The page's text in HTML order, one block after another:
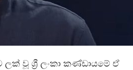
වූ ශ්‍රී ලංකා කණ්ඩායමේ ඒ